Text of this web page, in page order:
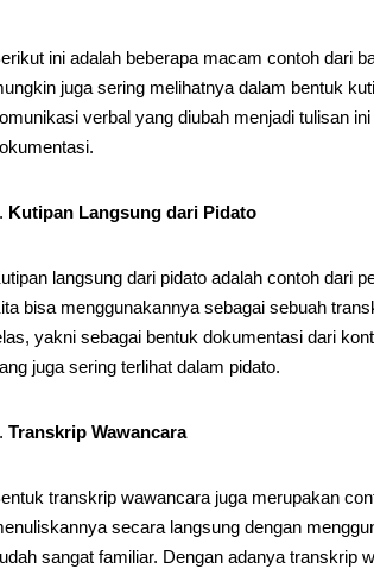
ini adalah beberapa macam contoh dari
juga sering melihatnya dalam bentuk
verbal yang diubah menjadi tulisan
Kutipan Langsung dari Pidato
langsung dari pidato adalah contoh dari
bisa menggunakannya sebagai sebuah
yakni sebagai bentuk dokumentasi dari
juga sering terlihat dalam pidato.
Transkrip Wawancara
transkrip wawancara juga merupakan
secara langsung dengan
sangat familiar. Dengan adanya transkrip